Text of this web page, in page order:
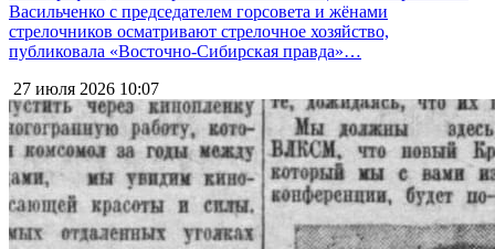
Васильченко с председателем горсовета и жёнами
стрелочников осматривают стрелочное хозяйство,
публиковала «Восточно-Сибирская правда»…
27 июля 2026 10:07